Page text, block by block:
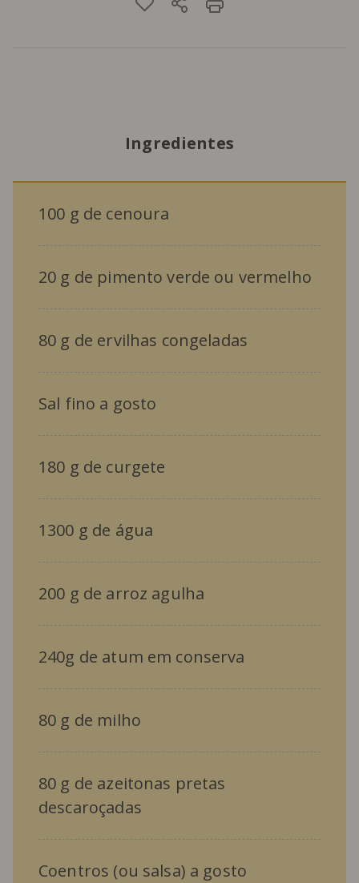
Ingredientes
100 g de cenoura
20 g de pimento verde ou vermelho
80 g de ervilhas congeladas
Sal fino a gosto
180 g de curgete
1300 g de água
200 g de arroz agulha
240g de atum em conserva
80 g de milho
80 g de azeitonas pretas
descaroçadas
Coentros (ou salsa) a gosto